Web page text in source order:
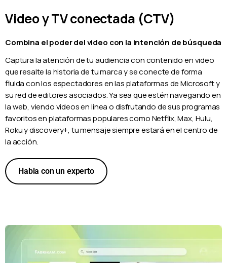
Video y TV conectada (CTV)
Combina el poder del video con la intención de búsqueda
Captura la atención de tu audiencia con contenido en video
que resalte la historia de tu marca y se conecte de forma
fluida con los espectadores en las plataformas de Microsoft y
su red de editores asociados. Ya sea que estén navegando en
la web, viendo videos en línea o disfrutando de sus programas
favoritos en plataformas populares como Netflix, Max, Hulu,
Roku y discovery+, tu mensaje siempre estará en el centro de
la acción.
Habla con un experto